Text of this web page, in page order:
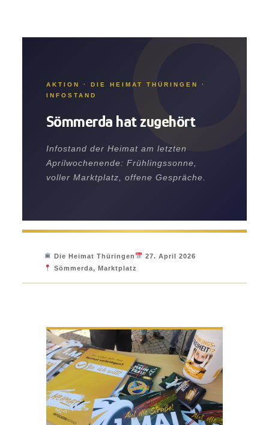
AKTION · DIE HEIMAT THÜRINGEN ·
INFOSTAND
Sömmerda hat zugehört
Infostand der Heimat am letzten
Aprilwochenende: Frühlingssonne,
voller Marktplatz, offene Gespräche.
Die Heimat Thüringen
27. April 2026
Sömmerda, Marktplatz